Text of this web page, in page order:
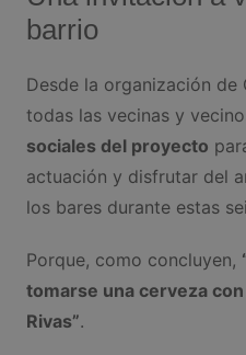
barrio
Desde la organización de
todas las vecinas y
sociales del proyecto
actuación y disfrutar del
los bares durante estas
Porque, como concluyen,
tomarse una cerveza
Rivas”.